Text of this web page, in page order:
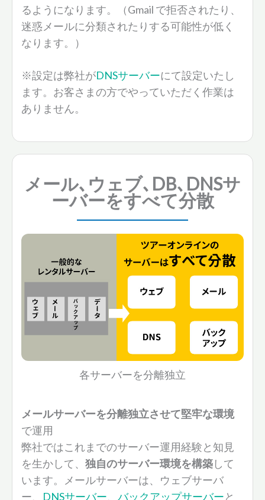
るようになります。（Gmail で拒否されたり、
迷惑メールに分類されたりする可能性が低く
なります。）
※設定は弊社がDNSサーバーにて設定いたし
ます。お客さまの方でやっていただく作業は
ありません。
メール､ウェブ､DB､DNSサ
ーバーをすべて分散
各サーバーを分離独立
メールサーバーを分離独立させて堅牢な環境
で運用
弊社ではこれまでのサーバー運用経験と知見
を生かして、 独自のサーバー環境を構築して
います。メールサーバーは、ウェブサーバ
ー、 DNSサーバー、 バックアップサーバーと